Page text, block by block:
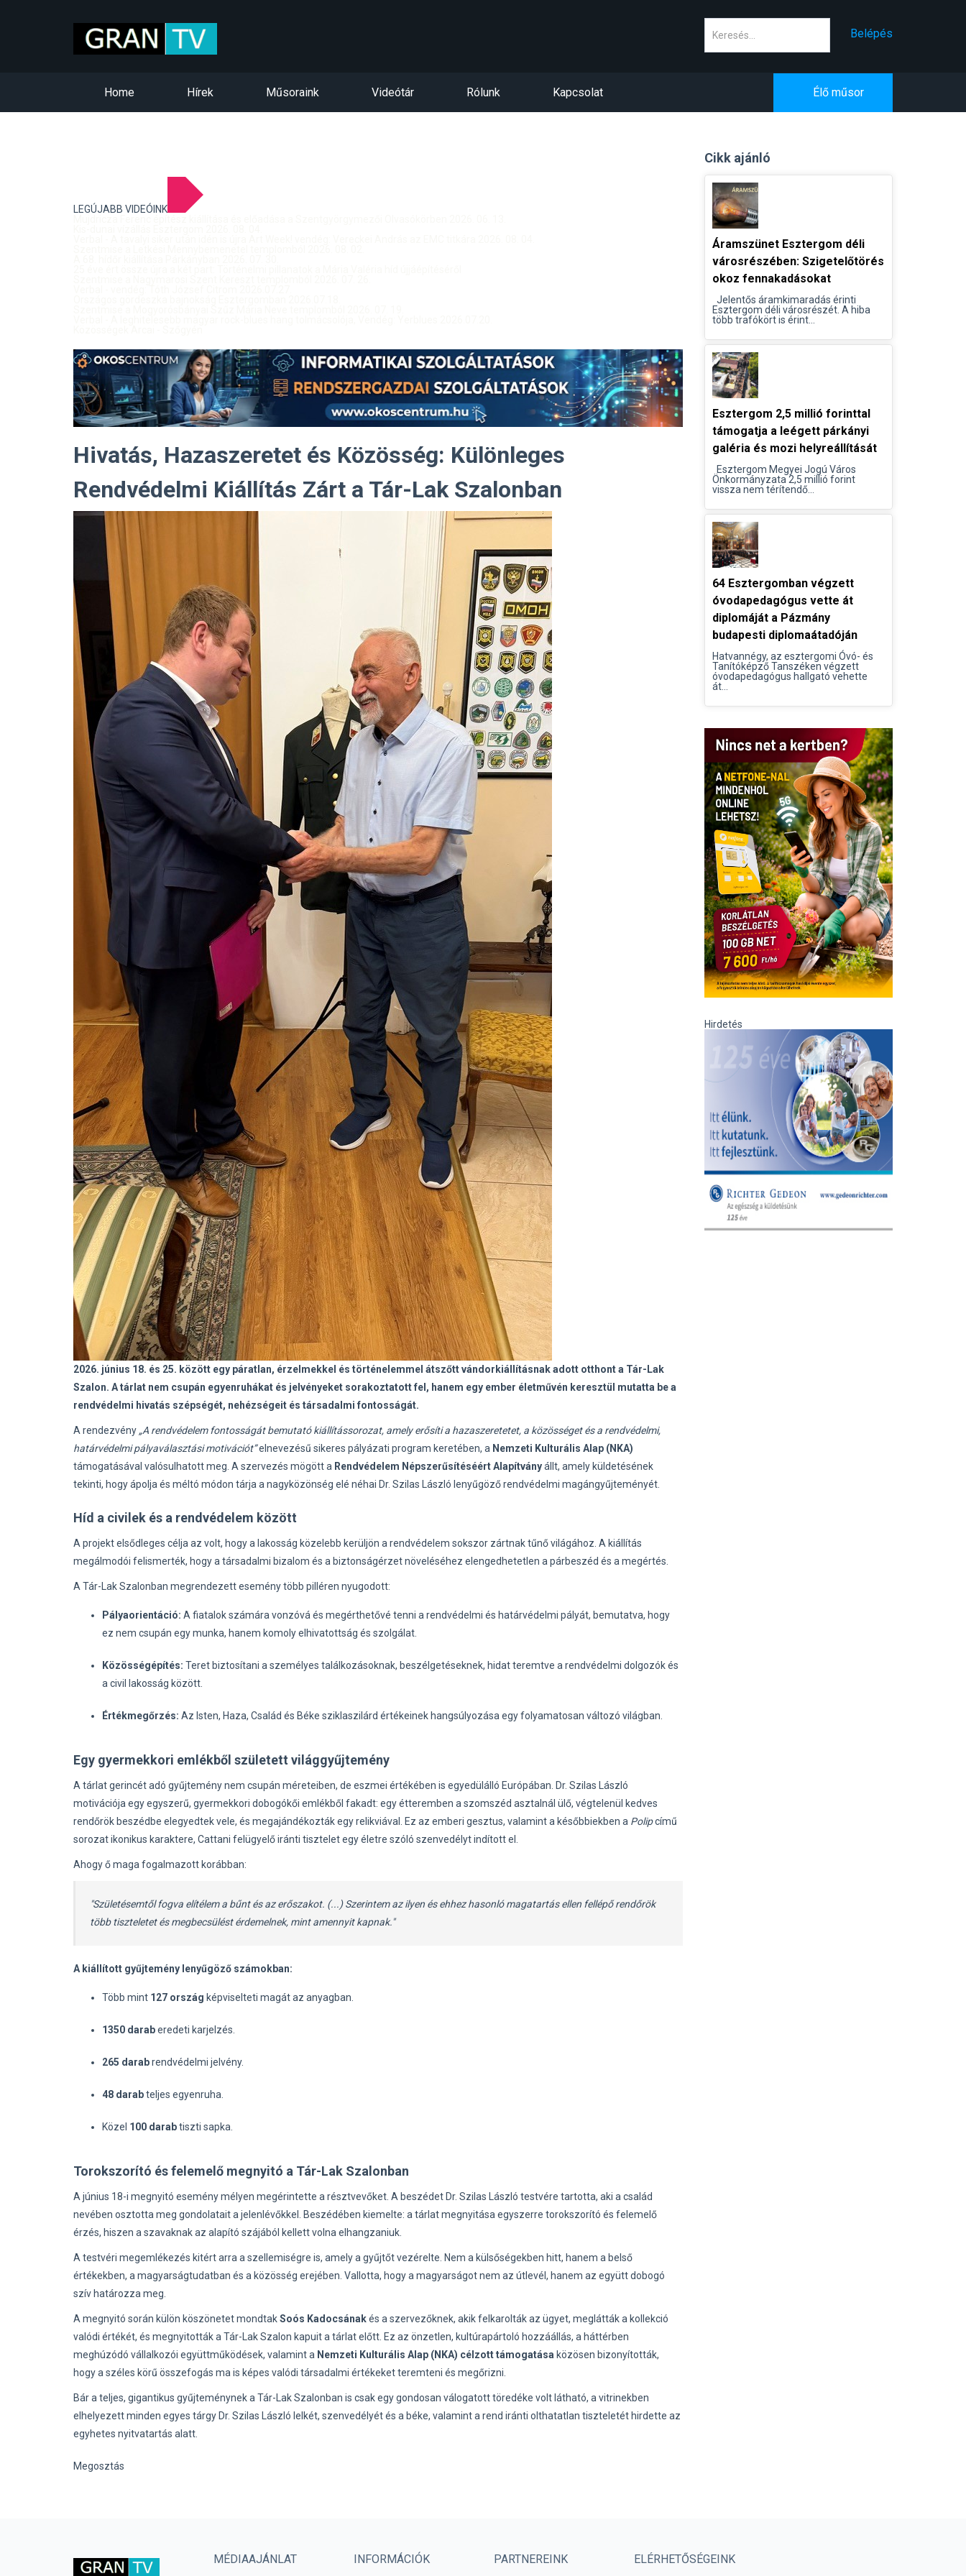
Belépés
Home Hírek Műsoraink Videótár Rólunk Kapcsolat Élő műsor
LEGÚJABB VIDEÓINK
Hivatás, Hazaszeretet és Közösség: Különleges
Rendvédelmi Kiállítás Zárt a Tár-Lak Szalonban
2026. június 18. és 25. között egy páratlan, érzelmekkel és történelemmel átszőtt vándorkiállításnak adott otthont a Tár-Lak
Szalon. A tárlat nem csupán egyenruhákat és jelvényeket sorakoztatott fel, hanem egy ember életművén keresztül mutatta be a
rendvédelmi hivatás szépségét, nehézségeit és társadalmi fontosságát.
A rendezvény „A rendvédelem fontosságát bemutató kiállítássorozat, amely erősíti a hazaszeretetet, a közösséget és a rendvédelmi,
határvédelmi pályaválasztási motivációt”elnevezésű sikeres pályázati program keretében, a Nemzeti Kulturális Alap (NKA)
támogatásával valósulhatott meg. A szervezés mögött a Rendvédelem Népszerűsítéséért Alapítványállt, amely küldetésének
tekinti, hogy ápolja és méltó módon tárja a nagyközönség elé néhai Dr. Szilas László lenyűgöző rendvédelmi magángyűjteményét.
Híd a civilek és a rendvédelem között
A projekt elsődleges célja az volt, hogy a lakosság közelebb kerüljön a rendvédelem sokszor zártnak tűnő világához. A kiállítás
megálmodói felismerték, hogy a társadalmi bizalom és a biztonságérzet növeléséhez elengedhetetlen a párbeszéd és a megértés.
A Tár-Lak Szalonban megrendezett esemény több pilléren nyugodott:
Pályaorientáció: A fiatalok számára vonzóvá és megérthetővé tenni a rendvédelmi és határvédelmi pályát, bemutatva, hogy
ez nem csupán egy munka, hanem komoly elhivatottság és szolgálat.
Közösségépítés: Teret biztosítani a személyes találkozásoknak, beszélgetéseknek, hidat teremtve a rendvédelmi dolgozók és
a civil lakosság között.
Értékmegőrzés: Az Isten, Haza, Család és Béke sziklaszilárd értékeinek hangsúlyozása egy folyamatosan változó világban.
Egy gyermekkori emlékből született világgyűjtemény
A tárlat gerincét adó gyűjtemény nem csupán méreteiben, de eszmei értékében is egyedülálló Európában. Dr. Szilas László
motivációja egy egyszerű, gyermekkori dobogókői emlékből fakadt: egy étteremben a szomszéd asztalnál ülő, végtelenül kedves
rendőrök beszédbe elegyedtek vele, és megajándékozták egy relikviával. Ez az emberi gesztus, valamint a későbbiekben a Polipcímű
sorozat ikonikus karaktere, Cattani felügyelő iránti tisztelet egy életre szóló szenvedélyt indított el.
Ahogy ő maga fogalmazott korábban:
"Születésemtől fogva elítélem a bűnt és az erőszakot. (...) Szerintem az ilyen és ehhez hasonló magatartás ellen fellépő rendőrök
több tiszteletet és megbecsülést érdemelnek, mint amennyit kapnak."
A kiállított gyűjtemény lenyűgöző számokban:
Több mint 127 ország képviselteti magát az anyagban.
1350 daraberedeti karjelzés.
265 darabrendvédelmi jelvény.
48 darabteljes egyenruha.
Közel 100 darabtiszti sapka.
Torokszorító és felemelő megnyitó a Tár-Lak Szalonban
A június 18-i megnyitó esemény mélyen megérintette a résztvevőket. A beszédet Dr. Szilas László testvére tartotta, aki a család
nevében osztotta meg gondolatait a jelenlévőkkel. Beszédében kiemelte: a tárlat megnyitása egyszerre torokszorító és felemelő
érzés, hiszen a szavaknak az alapító szájából kellett volna elhangzaniuk.
A testvéri megemlékezés kitért arra a szellemiségre is, amely a gyűjtőt vezérelte. Nem a külsőségekben hitt, hanem a belső
értékekben, a magyarságtudatban és a közösség erejében. Vallotta, hogy a magyarságot nem az útlevél, hanem az együtt dobogó
szív határozza meg.
A megnyitó során külön köszönetet mondtakSoós Kadocsánakés a szervezőknek, akik felkarolták az ügyet, meglátták a kollekció
valódi értékét, és megnyitották a Tár-Lak Szalon kapuit a tárlat előtt. Ez az önzetlen, kultúrapártoló hozzáállás, a háttérben
meghúzódó vállalkozói együttműködések, valamint a Nemzeti Kulturális Alap (NKA) célzott támogatása közösen bizonyították,
hogy a széles körű összefogás ma is képes valódi társadalmi értékeket teremteni és megőrizni.
Bár a teljes, gigantikus gyűjteménynek a Tár-Lak Szalonban is csak egy gondosan válogatott töredéke volt látható, a vitrinekben
elhelyezett minden egyes tárgy Dr. Szilas László lelkét, szenvedélyét és a béke, valamint a rend iránti olthatatlan tiszteletét hirdette az
egyhetes nyitvatartás alatt.
Megosztás
Cikk ajánló
Áramszünet Esztergom déli
városrészében: Szigetelőtörés
okoz fennakadásokat
Jelentős áramkimaradás érinti
Esztergom déli városrészét. A hiba
több trafókört is érint...
Esztergom 2,5 millió forinttal
támogatja a leégett párkányi
galéria és mozi helyreállítását
Esztergom Megyei Jogú Város
Önkormányzata 2,5 millió forint
vissza nem térítendő...
64 Esztergomban végzett
óvodapedagógus vette át
diplomáját a Pázmány
budapesti diplomaátadóján
Hatvannégy, az esztergomi Óvó- és
Tanítóképző Tanszéken végzett
óvodapedagógus hallgató vehette
át...
Hirdetés
MÉDIAAJÁNLAT INFORMÁCIÓK PARTNEREINK ELÉRHETŐSÉGEINK